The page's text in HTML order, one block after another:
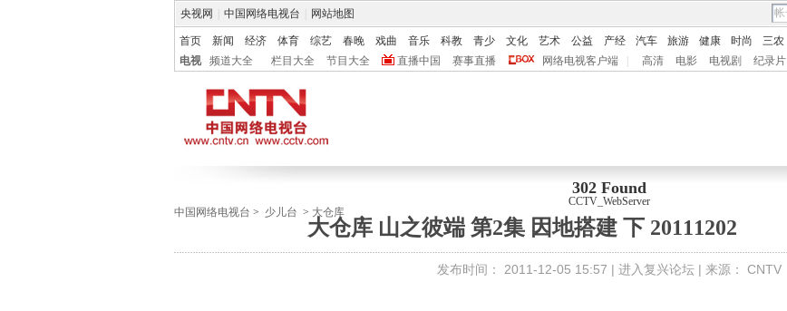
央视网 中国网络电视台 网站地图
首页 新闻 经济 体育 综艺 春晚 戏曲 音乐 科教 青少 文化 艺术 公益 产经 汽车 旅游 健康 时尚 三农
电视
频道大全 栏目大全 节目大全 直播中国 赛事直播 网络电视客户端 高清 电影 电视剧 纪录片
302 Found
CCTV_WebServer
中国网络电视台 > 少儿台 > 大仓库
大仓库 山之彼端 第2集 因地搭建 下 20111202
发布时间： 2011-12-05 15:57 | 进入复兴论坛 | 来源： CNTV